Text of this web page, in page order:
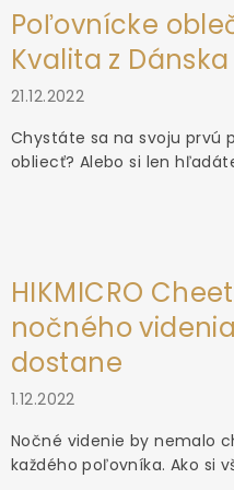
Poľovnícke
Kvalita z Dánska
21.12.2022
Chystáte sa na svoju prvú
obliecť? Alebo si len
HIKMICRO
nočného
dostane
1.12.2022
Nočné videnie by nemalo
každého poľovníka. Ako si